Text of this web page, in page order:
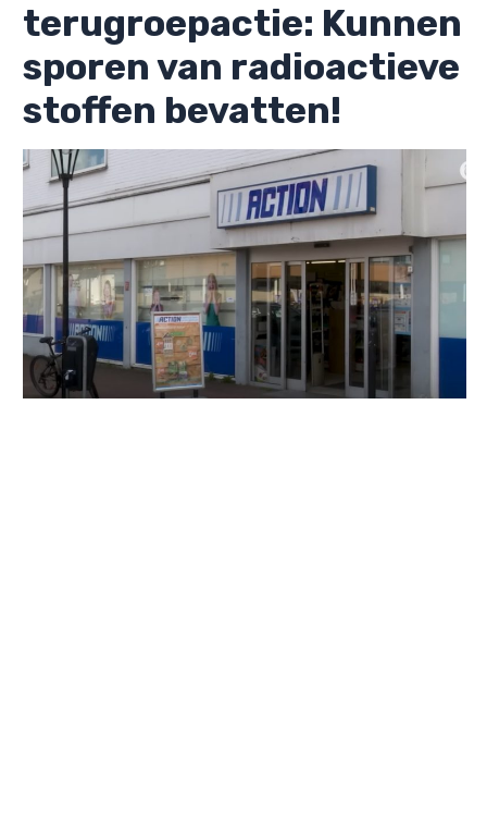
terugroepactie: Kunnen
sporen van radioactieve
stoffen bevatten!